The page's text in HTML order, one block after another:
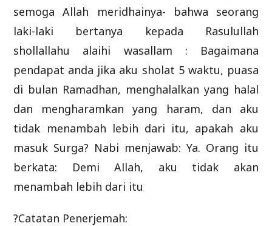
semoga Allah meridhainya- bahwa seorang
laki-laki bertanya kepada Rasulullah
shollallahu alaihi wasallam : Bagaimana
pendapat anda jika aku sholat 5 waktu, puasa
di bulan Ramadhan, menghalalkan yang halal
dan mengharamkan yang haram, dan aku
tidak menambah lebih dari itu, apakah aku
masuk Surga? Nabi menjawab: Ya. Orang itu
berkata: Demi Allah, aku tidak akan
menambah lebih dari itu
?Catatan Penerjemah: